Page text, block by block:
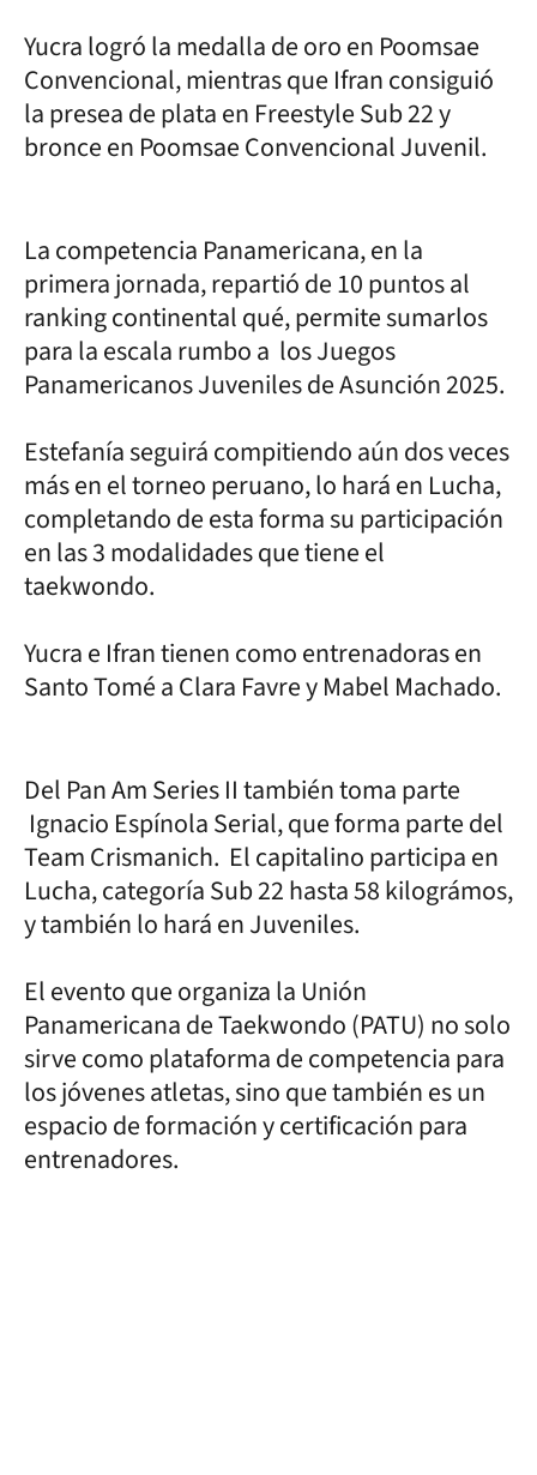
Yucra logró la medalla de oro en Poomsae
Convencional, mientras que Ifran consiguió
la presea de plata en Freestyle Sub 22 y
bronce en Poomsae Convencional Juvenil.
La competencia Panamericana, en la
primera jornada, repartió de 10 puntos al
ranking continental qué, permite sumarlos
para la escala rumbo a los Juegos
Panamericanos Juveniles de Asunción 2025.
Estefanía seguirá compitiendo aún dos veces
más en el torneo peruano, lo hará en Lucha,
completando de esta forma su participación
en las 3 modalidades que tiene el
taekwondo.
Yucra e Ifran tienen como entrenadoras en
Santo Tomé a Clara Favre y Mabel Machado.
Del Pan Am Series II también toma parte
Ignacio Espínola Serial, que forma parte del
Team Crismanich. El capitalino participa en
Lucha, categoría Sub 22 hasta 58 kilográmos,
y también lo hará en Juveniles.
El evento que organiza la Unión
Panamericana de Taekwondo (PATU) no solo
sirve como plataforma de competencia para
los jóvenes atletas, sino que también es un
espacio de formación y certificación para
entrenadores.